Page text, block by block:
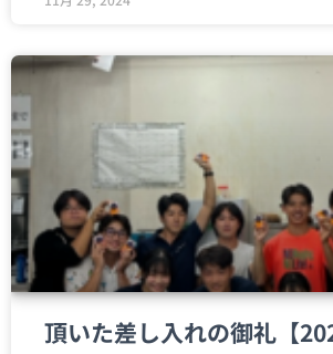
頂いた差し入れの御礼【